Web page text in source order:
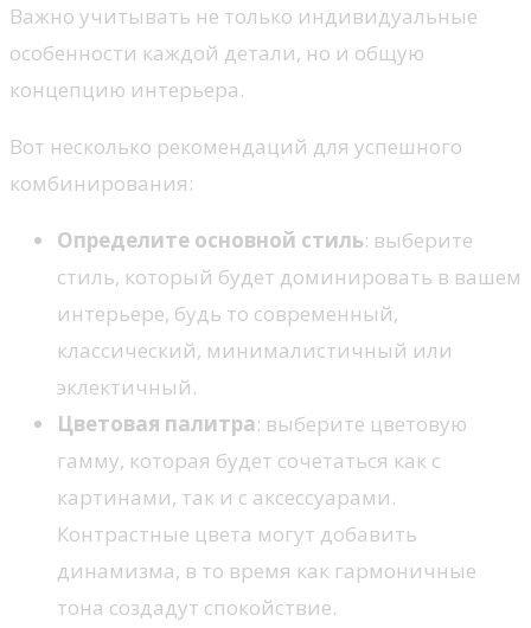
Важно учитывать не только индивидуальные
особенности каждой детали, но и общую
концепцию интерьера.
Вот несколько рекомендаций для успешного
комбинирования:
Определите основной стиль: выберите
стиль, который будет доминировать в вашем
интерьере, будь то современный,
классический, минималистичный или
эклектичный.
Цветовая палитра: выберите цветовую
гамму, которая будет сочетаться как с
картинами, так и с аксессуарами.
Контрастные цвета могут добавить
динамизма, в то время как гармоничные
тона создадут спокойствие.